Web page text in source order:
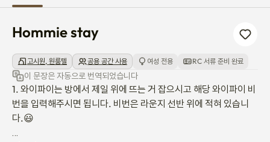
Hommie stay
고시원, 원룸텔 공용 공간 사용 여성 전용 RC 서류 준비 완료
이 문장은 자동으로 번역되었습니다
1. 와이파이는 방에서 제일 위에 뜨는 거 잡으시고 해당 와이파이 비
번을 입력해주시면 됩니다. 비번은 라운지 선반 위에 적혀 있습니
다.😃